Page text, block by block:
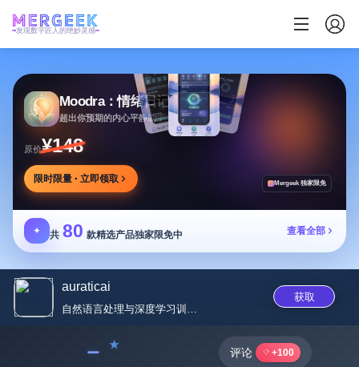
发现数字匠人的绝妙灵感
Moodra：情绪日记
超出你预期的内心平静助手
原价¥148
限时限量 · 立即领取 Mergeek 独家限免
✦ 共 80 款精选产品独家限免中 查看全部
auraticai
自然语言处理与深度学习训练加速...
获取
﹣ 评论 +100